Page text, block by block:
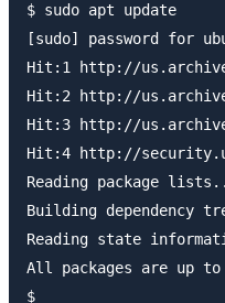
$ sudo apt update
[sudo] password for
Hit:1 http://
Hit:2 http://
Hit:3 http://
Hit:4 http://
Reading package
Building dependency
Reading state
All packages are up to